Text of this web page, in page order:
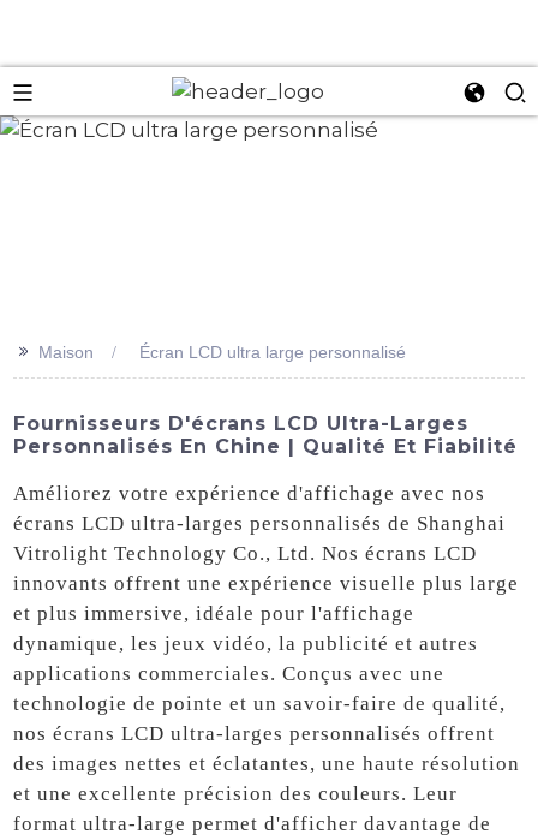
>> Maison Écran LCD ultra large personnalisé
Fournisseurs D'écrans LCD Ultra-Larges
Personnalisés En Chine | Qualité Et Fiabilité
Améliorez votre expérience d'affichage avec nos
écrans LCD ultra-larges personnalisés de Shanghai
Vitrolight Technology Co., Ltd. Nos écrans LCD
innovants offrent une expérience visuelle plus large
et plus immersive, idéale pour l'affichage
dynamique, les jeux vidéo, la publicité et autres
applications commerciales. Conçus avec une
technologie de pointe et un savoir-faire de qualité,
nos écrans LCD ultra-larges personnalisés offrent
des images nettes et éclatantes, une haute résolution
et une excellente précision des couleurs. Leur
format ultra-large permet d'afficher davantage de